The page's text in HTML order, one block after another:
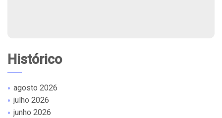
Histórico
agosto 2026
julho 2026
junho 2026